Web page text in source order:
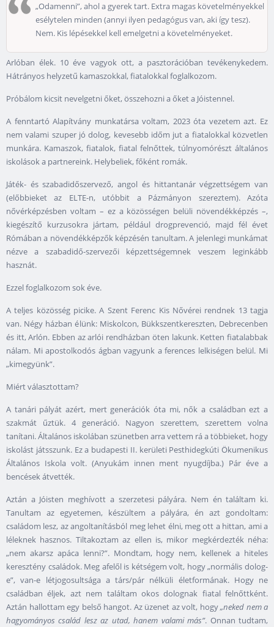
„Odamenni”, ahol a gyerek tart. Extra magas követelményekkel
esélytelen minden (annyi ilyen pedagógus van, aki így tesz).
Nem. Kis lépésekkel kell emelgetni a követelményeket.
Arlóban élek. 10 éve vagyok ott, a pasztorációban tevékenykedem.
Hátrányos helyzetű kamaszokkal, fiatalokkal foglalkozom.
Próbálom kicsit nevelgetni őket, összehozni a őket a Jóistennel.
A fenntartó Alapítvány munkatársa voltam, 2023 óta vezetem azt. Ez
nem valami szuper jó dolog, kevesebb időm jut a fiatalokkal közvetlen
munkára. Kamaszok, fiatalok, fiatal felnőttek, túlnyomórészt általános
iskolások a partnereink. Helybeliek, főként romák.
Játék- és szabadidőszervező, angol és hittantanár végzettségem van
(előbbieket az ELTE-n, utóbbit a Pázmányon szereztem). Azóta
nővérképzésben voltam – ez a közösségen belüli növendékképzés –,
kiegészítő kurzusokra jártam, például drogprevenció, majd fél évet
Rómában a növendékképzők képzésén tanultam. A jelenlegi munkámat
nézve a szabadidő-szervezői képzettségemnek veszem leginkább
hasznát.
Ezzel foglalkozom sok éve.
A teljes közösség picike. A Szent Ferenc Kis Nővérei rendnek 13 tagja
van. Négy házban élünk: Miskolcon, Bükkszentkereszten, Debrecenben
és itt, Arlón. Ebben az arlói rendházban öten lakunk. Ketten fiatalabbak
nálam. Mi apostolkodós ágban vagyunk a ferences lelkiségen belül. Mi
„kimegyünk”.
Miért választottam?
A tanári pályát azért, mert generációk óta mi, nők a családban ezt a
szakmát űztük. 4 generáció. Nagyon szerettem, szerettem volna
tanítani. Általános iskolában szünetben arra vettem rá a többieket, hogy
iskolást játsszunk. Ez a budapesti II. kerületi Pesthidegkúti Ökumenikus
Általános Iskola volt. (Anyukám innen ment nyugdíjba.) Pár éve a
bencések átvették.
Aztán a Jóisten meghívott a szerzetesi pályára. Nem én találtam ki.
Tanultam az egyetemen, készültem a pályára, én azt gondoltam:
családom lesz, az angoltanításból meg lehet élni, meg ott a hittan, ami a
léleknek hasznos. Tiltakoztam az ellen is, mikor megkérdezték néha:
„nem akarsz apáca lenni?”. Mondtam, hogy nem, kellenek a hiteles
keresztény családok. Meg afelől is kétségem volt, hogy „normális dolog-
e”, van-e létjogosultsága a társ/pár nélküli életformának. Hogy ne
családban éljek, azt nem találtam okos dolognak fiatal felnőttként.
Aztán hallottam egy belső hangot. Az üzenet az volt, hogy„neked nem a
hagyományos család lesz az utad, hanem valami más”. Onnan tudtam,